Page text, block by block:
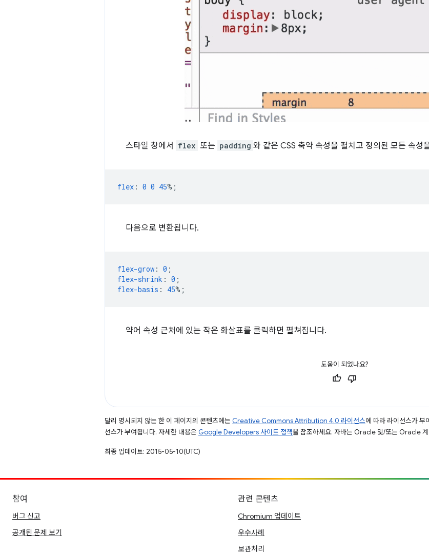
스타일 창에서 flex 또는 padding 와 같은 CSS 축약 속성을 펼치고 정의된 모든 속성
flex : 0 0 45%;
다음으로 변환됩니다.
flex-grow : 0 ;
flex-shrink : 0 ;
flex-basis : 45%;
약어 속성 근처에 있는 작은 화살표를 클릭하면 펼쳐집니다.
도움이 되었나요?
달리 명시되지 않는 한 이 페이지의 콘텐츠에는 Creative Commons Attribution 4.0 라이선스에 따라 라이선스가 부
선스가 부여됩니다. 자세한 내용은 Google Developers 사이트 정책을 참조하세요. 자바는 Oracle 및/또는 Oracle 계
최종 업데이트: 2015-05-10(UTC)
참여
버그 신고
공개된 문제 보기
관련 콘텐츠
Chromium 업데이트
우수사례
보관처리